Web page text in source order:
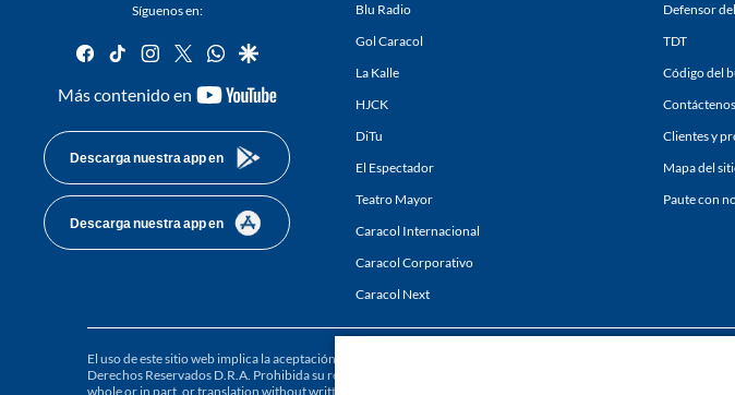
Síguenos en:
facebook
tiktok instagram
twitterwhatsapp
google
Más contenido en
youtube-
Descarga nuestra app en
Descarga nuestra app en
Blu Radio
Gol Caracol
La Kalle
HJCK
DiTu
El Espectador
Teatro Mayor
Caracol Internacional
Caracol Corporativo
Caracol Next
Defensor
TDT
Código del
Contáctenos
Clientes y
Mapa del
Paute con
El uso de este sitio web implica la aceptación de los
Derechos Reservados D.R.A. Prohibida su reproducción total o parcial, así como su traducción a cualquier
whole or in part, or translation without written permission is prohibited. All rights reserved 2025.